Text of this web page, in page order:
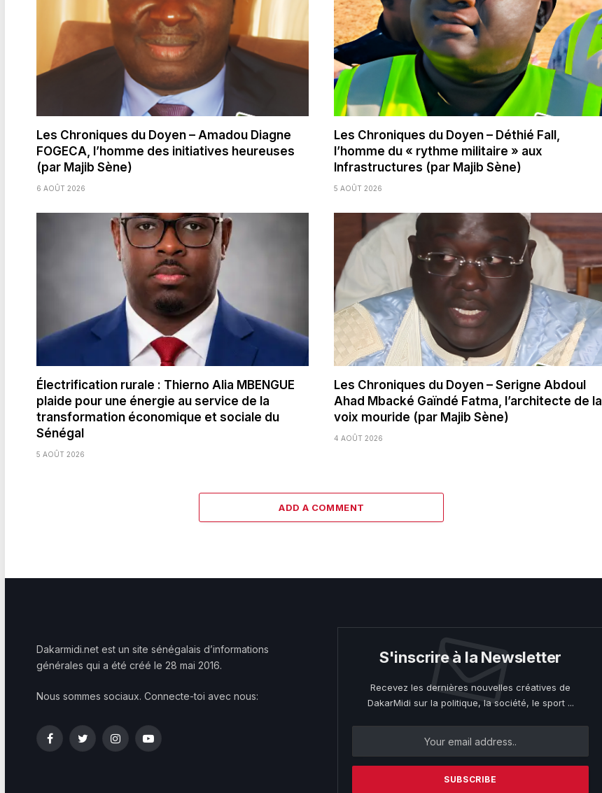
Les Chroniques du Doyen – Amadou Diagne
FOGECA, l’homme des initiatives heureuses
(par Majib Sène)
6 AOÛT 2026
Les Chroniques du Doyen – Déthié Fall,
l’homme du « rythme militaire » aux
Infrastructures (par Majib Sène)
5 AOÛT 2026
Électrification rurale : Thierno Alia MBENGUE
plaide pour une énergie au service de la
transformation économique et sociale du
Sénégal
5 AOÛT 2026
Les Chroniques du Doyen – Serigne Abdoul
Ahad Mbacké Gaïndé Fatma, l’architecte de la
voix mouride (par Majib Sène)
4 AOÛT 2026
ADD A COMMENT
Dakarmidi.net est un site sénégalais d’informations
générales qui a été créé le 28 mai 2016.
Nous sommes sociaux. Connecte-toi avec nous:
FacebookTwitterInstagramYouTube
S'inscrire à la Newsletter
Recevez les dernières nouvelles créatives de
DakarMidi sur la politique, la société, le sport ...